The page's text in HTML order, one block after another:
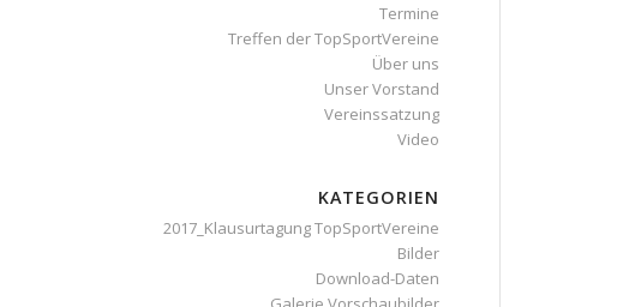
Termine
Treffen der TopSportVereine
Über uns
Unser Vorstand
Vereinssatzung
Video
KATEGORIEN
2017_Klausurtagung TopSportVereine
Bilder
Download-Daten